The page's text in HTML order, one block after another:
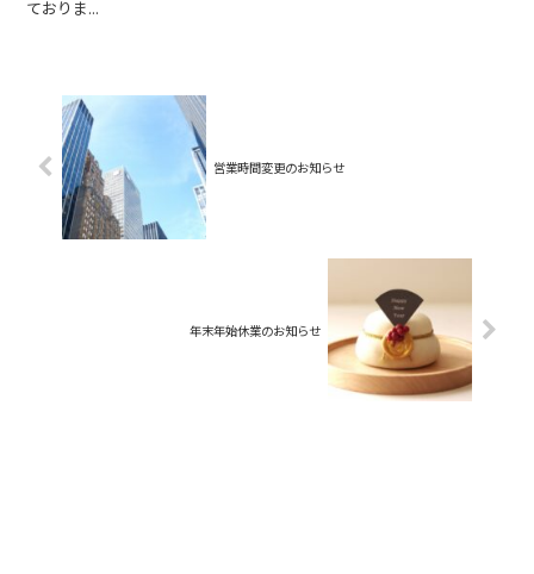
ておりま...
営業時間変更のお知らせ
年末年始休業のお知らせ